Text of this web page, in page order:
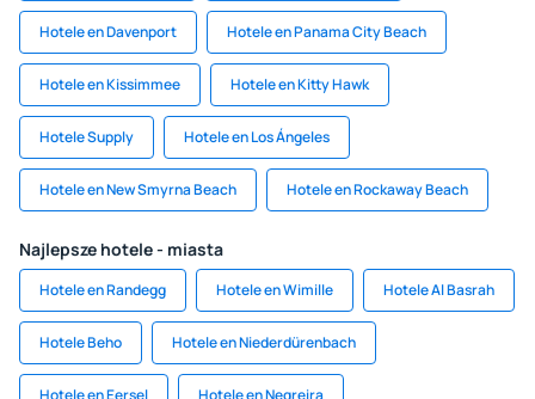
Hotele en Davenport Hotele en Panama City Beach
Hotele en Kissimmee Hotele en Kitty Hawk
Hotele Supply Hotele en Los Ángeles
Hotele en New Smyrna Beach Hotele en Rockaway Beach
Najlepsze hotele - miasta
Hotele en Randegg Hotele en Wimille Hotele Al Basrah
Hotele Beho Hotele en Niederdürenbach
Hotele en Eersel Hotele en Negreira